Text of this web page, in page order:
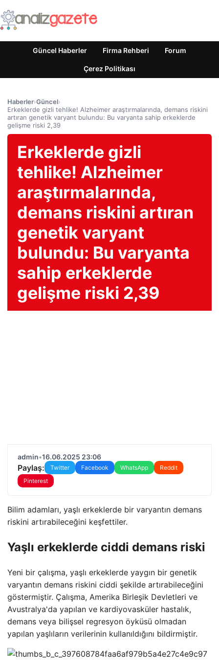
Güncel Haberler Firma Rehberi Forum
Çerez Politikası
Haberler›Güncel›
Erkeklerde gizli tehlike! Alzheimer araştırmalarında, demans riskini
artıran genetik varyant bulundu: Bu varyanta sahip erkeklerde
gelişme riski 2,39
Erkeklerde gizli
tehlike! Alzheimer
araştırmalarında,
demans riskini artıran
genetik varyant
bulundu: Bu varyanta
sahip erkeklerde
gelişme riski 2,39
admin•16.06.2025 23:06
Paylaş: Twitter Facebook WhatsApp
Reddit
Pinterest
Bilim adamları, yaşlı erkeklerde bir varyantın demans
riskini artırabileceğini keşfettiler.
Yaşlı erkeklerde ciddi demans riski
Yeni bir çalışma, yaşlı erkeklerde yaygın bir genetik
varyantın demans riskini ciddi şekilde artırabileceğini
göstermiştir. Çalışma, Amerika Birleşik Devletleri ve
Avustralya'da yapılan ve kardiyovasküler hastalık,
demans veya bilişsel regresyon öyküsü olmadan
yapılan yaşlıların verilerinin kullanıldığını bildirmiştir.